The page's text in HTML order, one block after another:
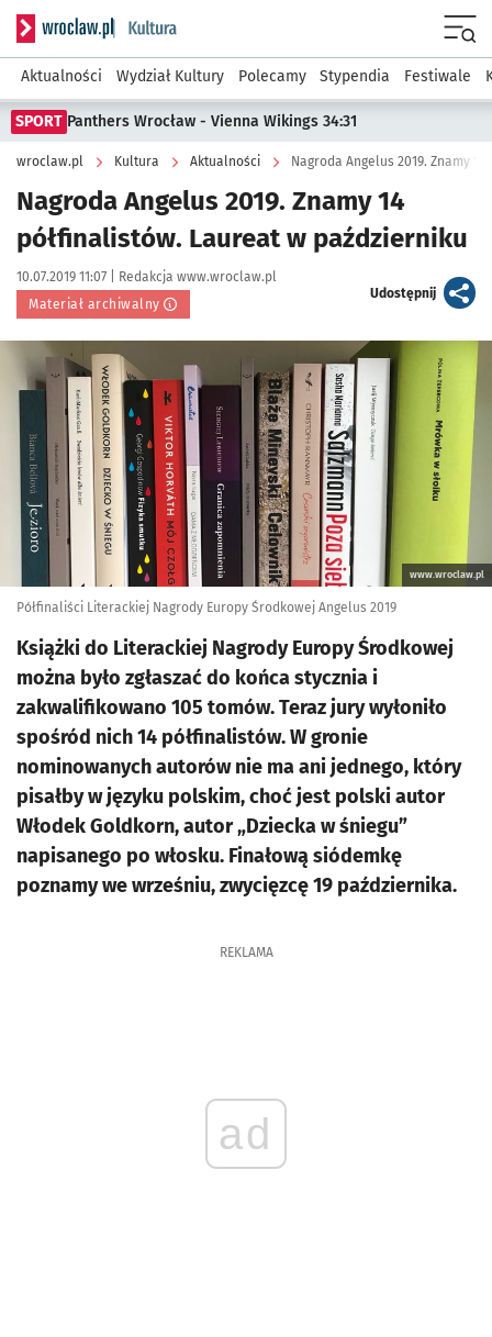
Serwis informacyjny wroclaw.pl podserwis: Kultura
Aktualności Wydział Kultury Polecamy Stypendia Festiwale
SPORT Panthers Wrocław - Vienna Wikings 34:31
wroclaw.pl Kultura Aktualności Nagroda Angelus 2019. Znamy
Nagroda Angelus 2019. Znamy 14
półfinalistów. Laureat w październiku
Data publikacji:
10.07.2019 11:07 | Autor:
Redakcja www.wroclaw.pl
Materiał archiwalny
Udostępnijartykuł
Kliknij, aby powiększyć
www.wroclaw.pl
Półfinaliści Literackiej Nagrody Europy Środkowej Angelus 2019
Książki do Literackiej Nagrody Europy Środkowej
można było zgłaszać do końca stycznia i
zakwalifikowano 105 tomów. Teraz jury wyłoniło
spośród nich 14 półfinalistów. W gronie
nominowanych autorów nie ma ani jednego, który
pisałby w języku polskim, choć jest polski autor
Włodek Goldkorn, autor „Dziecka w śniegu”
napisanego po włosku. Finałową siódemkę
poznamy we wrześniu, zwycięzcę 19 października.
REKLAMA
ad